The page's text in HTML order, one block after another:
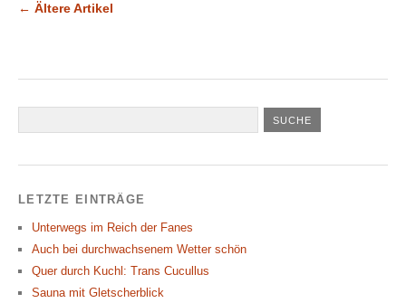
← Ältere Artikel
LETZTE EINTRÄGE
Unterwegs im Reich der Fanes
Auch bei durchwachsenem Wetter schön
Quer durch Kuchl: Trans Cucullus
Sauna mit Gletscherblick